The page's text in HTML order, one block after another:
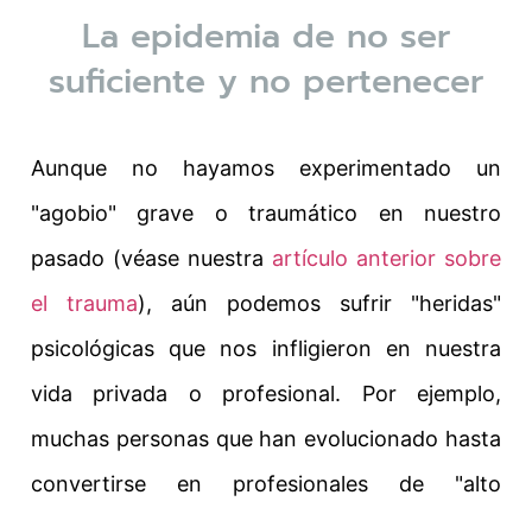
La epidemia de no ser
suficiente y no pertenecer
Aunque no hayamos experimentado un
"agobio" grave o traumático en nuestro
pasado (véase nuestra artículo anterior sobre
el trauma), aún podemos sufrir "heridas"
psicológicas que nos infligieron en nuestra
vida privada o profesional. Por ejemplo,
muchas personas que han evolucionado hasta
convertirse en profesionales de "alto